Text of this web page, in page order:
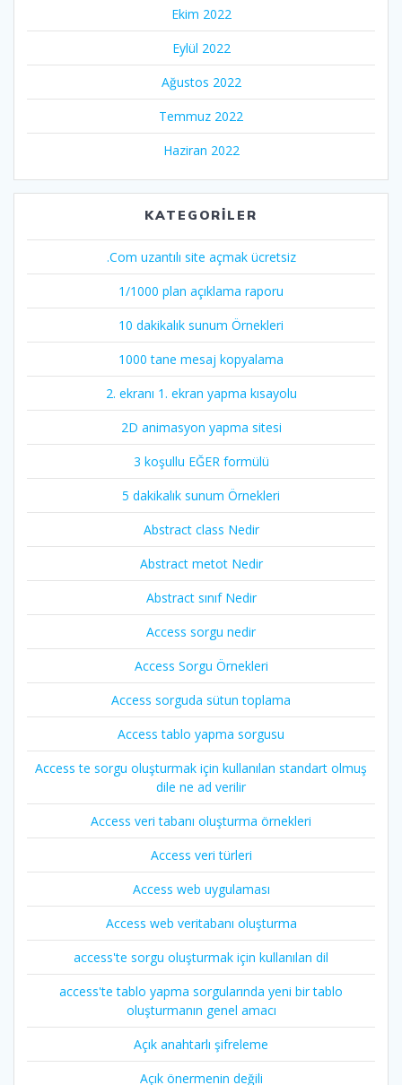
Ekim 2022
Eylül 2022
Ağustos 2022
Temmuz 2022
Haziran 2022
KATEGORILER
.Com uzantılı site açmak ücretsiz
1/1000 plan açıklama raporu
10 dakikalık sunum Örnekleri
1000 tane mesaj kopyalama
2. ekranı 1. ekran yapma kısayolu
2D animasyon yapma sitesi
3 koşullu EĞER formülü
5 dakikalık sunum Örnekleri
Abstract class Nedir
Abstract metot Nedir
Abstract sınıf Nedir
Access sorgu nedir
Access Sorgu Örnekleri
Access sorguda sütun toplama
Access tablo yapma sorgusu
Access te sorgu oluşturmak için kullanılan standart olmuş
dile ne ad verilir
Access veri tabanı oluşturma örnekleri
Access veri türleri
Access web uygulaması
Access web veritabanı oluşturma
access'te sorgu oluşturmak için kullanılan dil
access'te tablo yapma sorgularında yeni bir tablo
oluşturmanın genel amacı
Açık anahtarlı şifreleme
Açık önermenin değili